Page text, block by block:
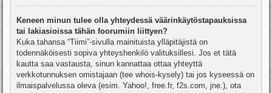
Keneen minun tulee olla yhteydessä väärinkäytöstapauksissa
tai lakiasioissa tähän foorumiin liittyen?
Kuka tahansa “Tiimi”-sivulla mainituista ylläpitäjistä on
todennäköisesti sopiva yhteyshenkilö valituksillesi. Jos et tätä
kautta saa vastausta, sinun kannattaa ottaa yhteyttä
verkkotunnuksen omistajaan (tee whois-kysely) tai jos kyseessä on
ilmaispalvelussa oleva (esim. Yahoo!, free.fr, f2s.com, jne.), ota